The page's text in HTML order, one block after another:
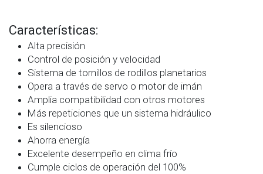
Características:
Alta precisión
Control de posición y velocidad
Sistema de tornillos de rodillos planetarios
Opera a través de servo o motor de imán
Amplia compatibilidad con otros motores
Más repeticiones que un sistema hidráulico
Es silencioso
Ahorra energía
Excelente desempeño en clima frío
Cumple ciclos de operación del 100%